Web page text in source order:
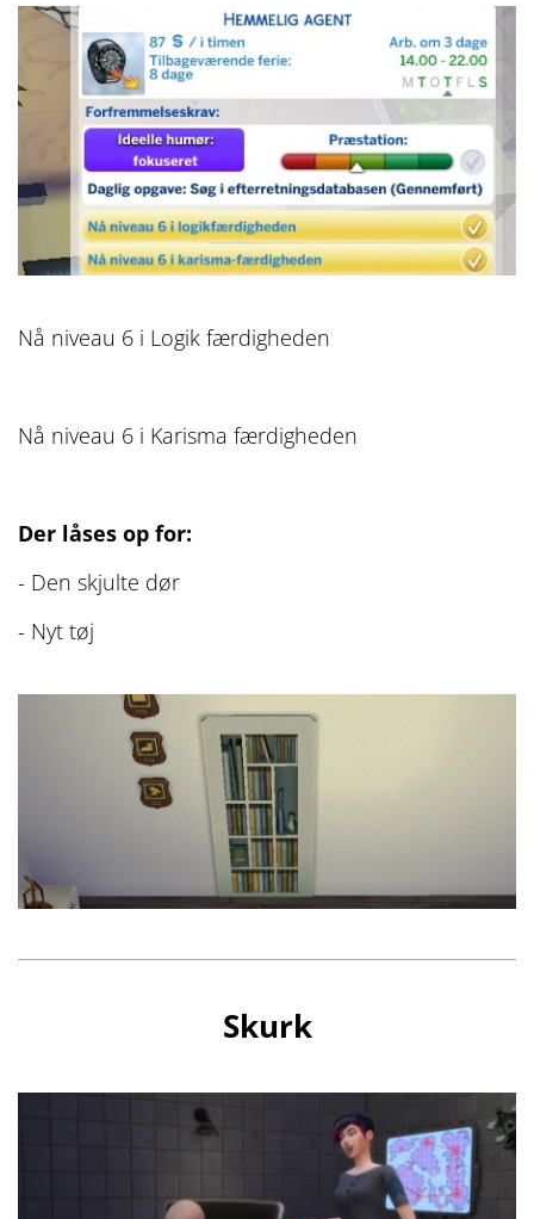
Nå niveau 6 i Logik færdigheden
Nå niveau 6 i Karisma færdigheden
Der låses op for:
- Den skjulte dør
- Nyt tøj
Skurk